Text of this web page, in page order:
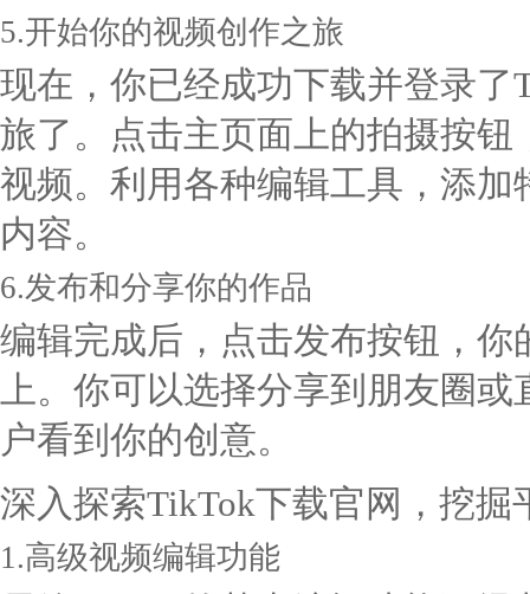
5.开始你的视频创作之旅
现在，你已经成功下载并登录
旅了。点击主页面上的拍摄按
视频。利用各种编辑工具，添
内容。
6.发布和分享你的作品
编辑完成后，点击发布按钮，
上。你可以选择分享到朋友圈或
户看到你的创意。
深入探索TikTok下载官网，挖掘
1.高级视频编辑功能